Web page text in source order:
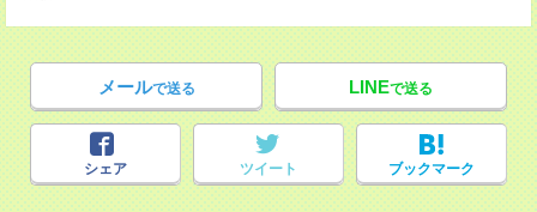
メールで送る LINEで送る
シェア ツイート ブックマーク